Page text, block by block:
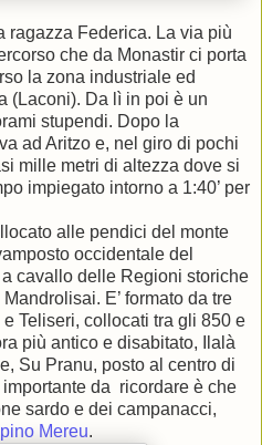
ragazza Federica. La via più
che da Monastir ci porta
la zona industriale ed
(Laconi). Da lì in poi è un
stupendi. Dopo la
ad Aritzo e, nel giro di pochi
mille metri di altezza dove si
impiegato intorno a 1:40’ per
alle pendici del monte
occidentale del
cavallo delle Regioni storiche
E’ formato da tre
Teliseri, collocati tra gli 850 e
più antico e disabitato, Ilalà
Su Pranu, posto al centro di
da ricordare è che
sardo e dei campanacci,
Mereu.